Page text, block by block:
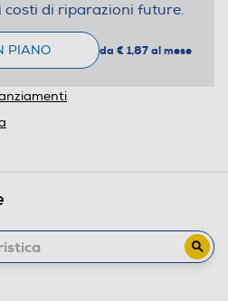
costi di riparazioni future.
PIANO da € 1,87 al mese